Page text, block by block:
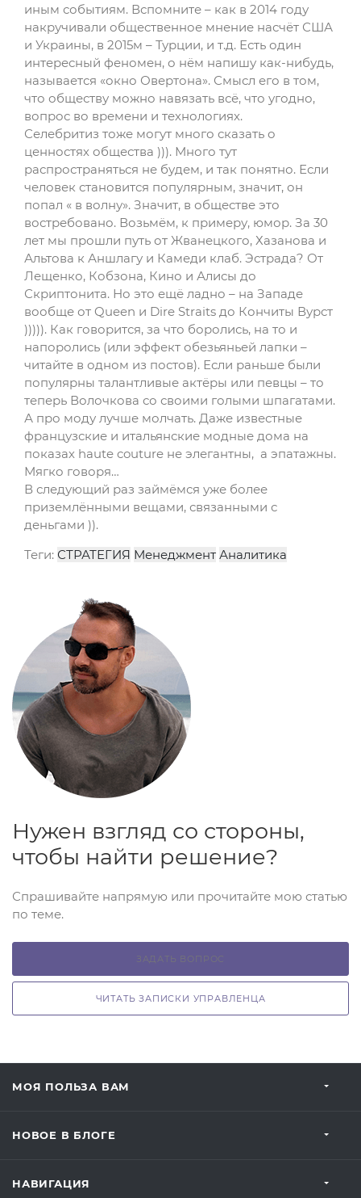
иным событиям. Вспомните – как в 2014 году
накручивали общественное мнение насчёт США
и Украины, в 2015м – Турции, и т.д. Есть один
интересный феномен, о нём напишу как-нибудь,
называется «окно Овертона». Смысл его в том,
что обществу можно навязать всё, что угодно,
вопрос во времени и технологиях.
Селебритиз тоже могут много сказать о
ценностях общества ))). Много тут
распространяться не будем, и так понятно. Если
человек становится популярным, значит, он
попал « в волну». Значит, в обществе это
востребовано. Возьмём, к примеру, юмор. За 30
лет мы прошли путь от Жванецкого, Хазанова и
Альтова к Аншлагу и Камеди клаб. Эстрада? От
Лещенко, Кобзона, Кино и Алисы до
Скриптонита. Но это ещё ладно – на Западе
вообще от Queen и Dire Straits до Кончиты Вурст
))))). Как говорится, за что боролись, на то и
напоролись (или эффект обезьяньей лапки –
читайте в одном из постов). Если раньше были
популярны талантливые актёры или певцы – то
теперь Волочкова со своими голыми шпагатами.
А про моду лучше молчать. Даже известные
французские и итальянские модные дома на
показах haute couture не элегантны, а эпатажны.
Мягко говоря…
В следующий раз займёмся уже более
приземлёнными вещами, связанными с
деньгами )).
Теги: СТРАТЕГИЯ Менеджмент Аналитика
Нужен взгляд со стороны,
чтобы найти решение?
Спрашивайте напрямую или прочитайте мою статью
по теме.
ЗАДАТЬ ВОПРОС
ЧИТАТЬ ЗАПИСКИ УПРАВЛЕНЦА
МОЯ ПОЛЬЗА ВАМ
НОВОЕ В БЛОГЕ
НАВИГАЦИЯ